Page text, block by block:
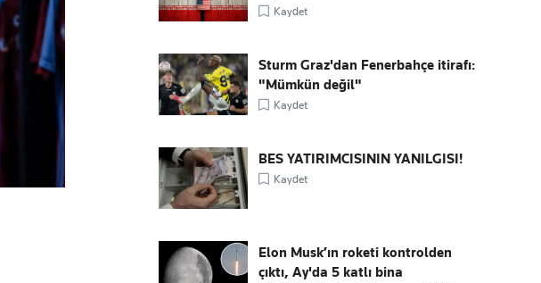
Kaydet
Sturm Graz'dan Fenerbahçe itirafı:
"Mümkün değil"
Kaydet
BES YATIRIMCISININ YANILGISI!
Kaydet
Elon Musk’ın roketi kontrolden
çıktı, Ay'da 5 katlı bina